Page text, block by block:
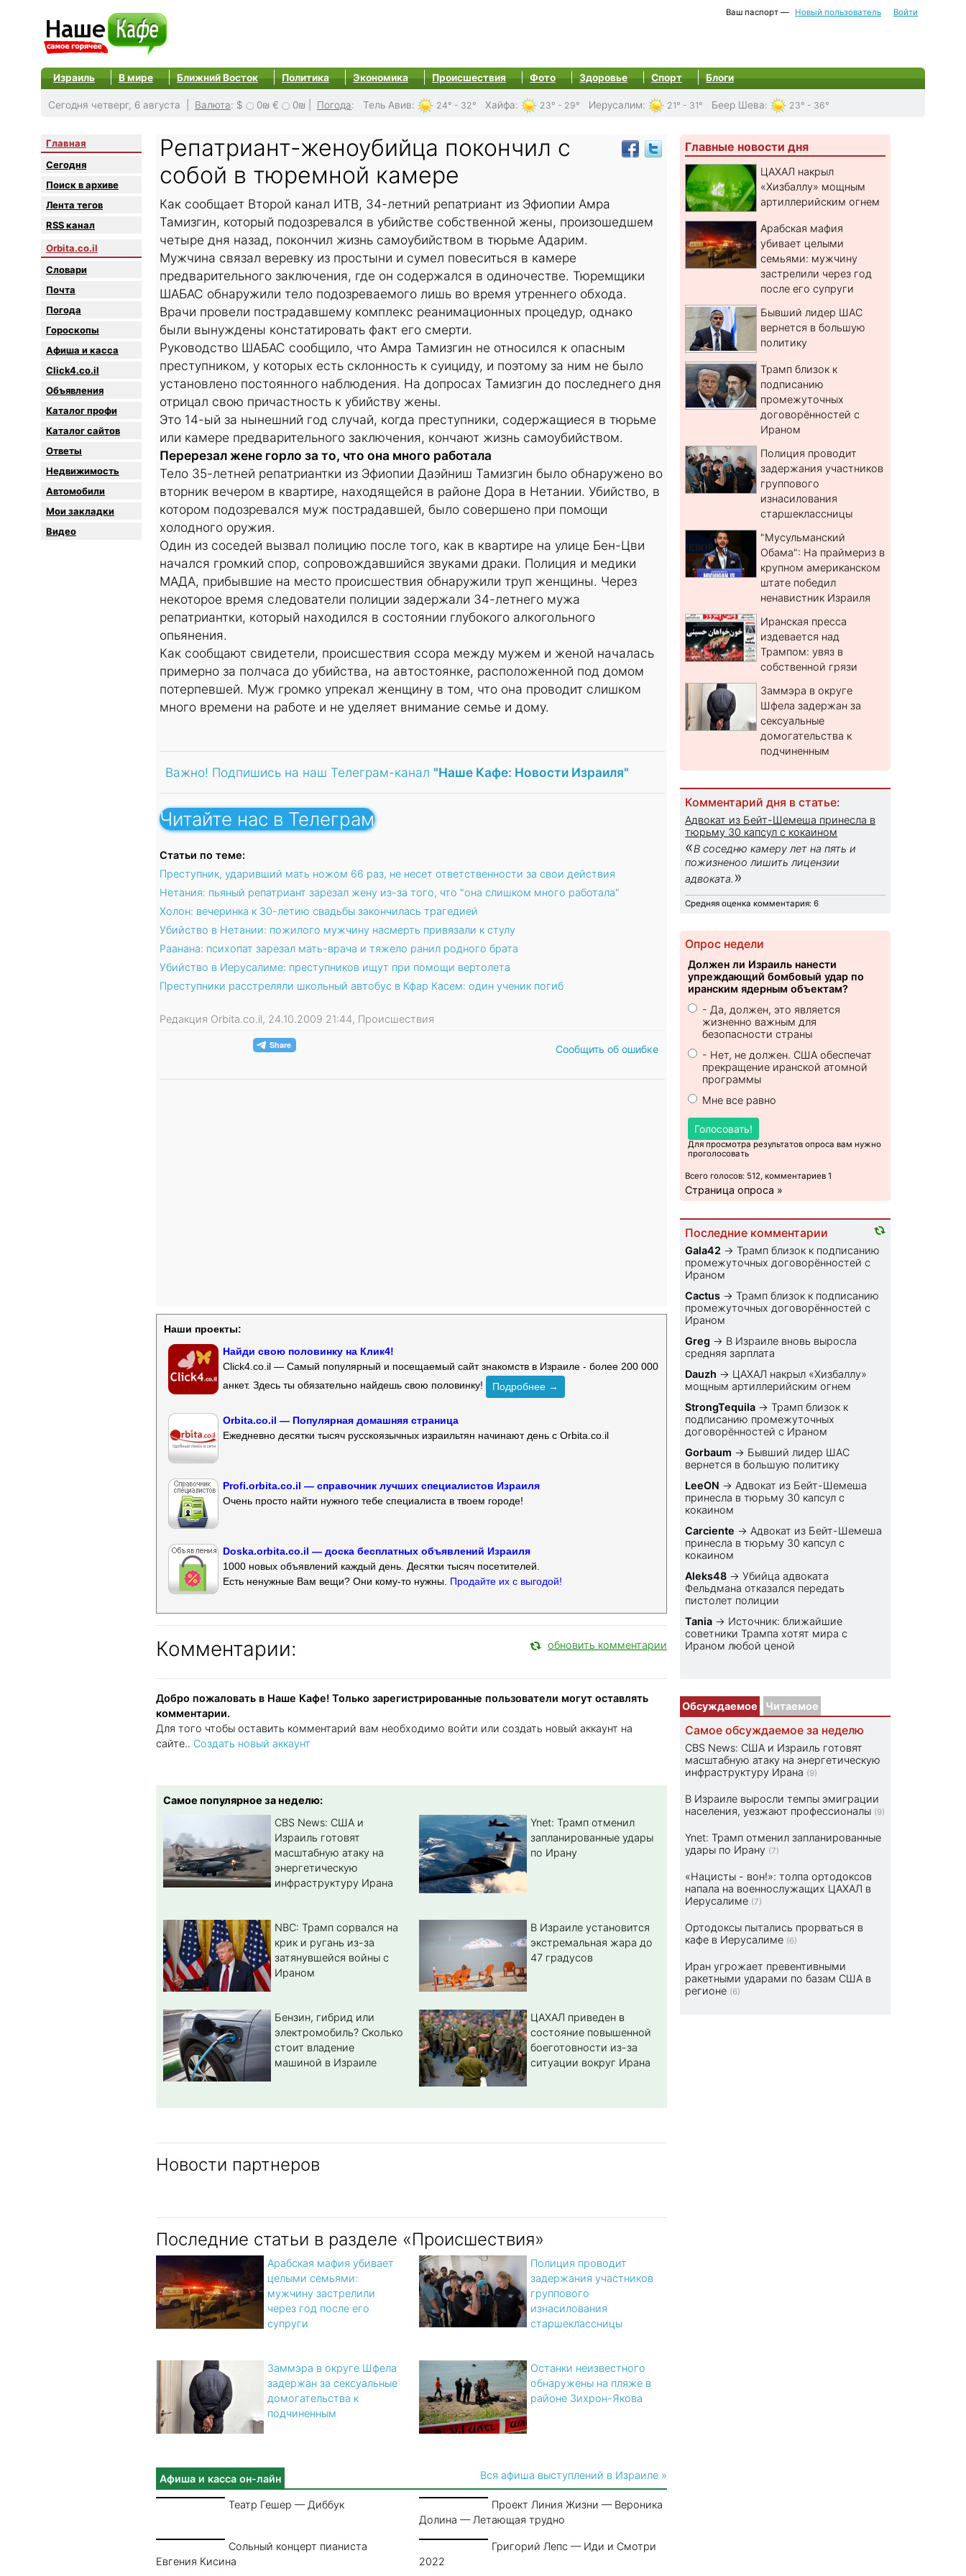
Ваш паспорт — Новый пользователь Войти
Израиль В мире Ближний Восток Политика Экономика Происшествия Фото Здоровье Спорт Блоги
Сегодня четверг, 6 августа | Валюта: $ 0₪ € 0₪ Погода: Тель Авив: 24° - 32° Хайфа: 23° - 29° Иерусалим: 21° - 31° Беер Шева: 23° - 36°
Главная
Сегодня
Поиск в архиве
Лента тегов
RSS канал
Orbita.co.il
Словари
Почта
Погода
Гороскопы
Афиша и касса
Click4.co.il
Объявления
Каталог профи
Каталог сайтов
Oтветы
Недвижимость
Автомобили
Мои закладки
Видео
Репатриант-женоубийца покончил с
собой в тюремной камере
Как сообщает Второй канал ИТВ, 34-летний репатриант из Эфиопии Амра
Тамизгин, который подозревался в убийстве собственной жены, произошедшем
четыре дня назад, покончил жизнь самоубийством в тюрьме Адарим.
Мужчина связал веревку из простыни и сумел повеситься в камере
предварительного заключения, где он содержался в одиночестве. Тюремщики
ШАБАС обнаружили тело подозреваемого лишь во время утреннего обхода.
Врачи провели пострадавшему комплекс реанимационных процедур, однако
были вынуждены констатировать факт его смерти.
Руководство ШАБАС сообщило, что Амра Тамизгин не относился к опасным
преступником, у которых есть склонность к суициду, и поэтому за ним не было
установлено постоянного наблюдения. На допросах Тамизгин до последнего дня
отрицал свою причастность к убийству жены.
Это 14-ый за нынешний год случай, когда преступники, содержащиеся в тюрьме
или камере предварительного заключения, кончают жизнь самоубийством.
Перерезал жене горло за то, что она много работала
Тело 35-летней репатриантки из Эфиопии Даэйниш Тамизгин было обнаружено во
вторник вечером в квартире, находящейся в районе Дора в Нетании. Убийство, в
котором подозревался муж пострадавшей, было совершено при помощи
холодного оружия.
Один из соседей вызвал полицию после того, как в квартире на улице Бен-Цви
начался громкий спор, сопровождавшийся звуками драки. Полиция и медики
МАДА, прибывшие на место происшествия обнаружили труп женщины. Через
некоторое время следователи полиции задержали 34-летнего мужа
репатриантки, который находился в состоянии глубокого алкогольного
опьянения.
Как сообщают свидетели, происшествия ссора между мужем и женой началась
примерно за полчаса до убийства, на автостоянке, расположенной под домом
потерпевшей. Муж громко упрекал женщину в том, что она проводит слишком
много времени на работе и не уделяет внимание семье и дому.
Важно! Подпишись на наш Телеграм-канал "Наше Кафе: Новости Израиля"
Читайте нас в Телеграм
Статьи по теме:
Преступник, ударивший мать ножом 66 раз, не несет ответственности за свои действия
Нетания: пьяный репатриант зарезал жену из-за того, что "она слишком много работала"
Холон: вечеринка к 30-летию свадьбы закончилась трагедией
Убийство в Нетании: пожилого мужчину насмерть привязали к стулу
Раанана: психопат зарезал мать-врача и тяжело ранил родного брата
Убийство в Иерусалиме: преступников ищут при помощи вертолета
Преступники расстреляли школьный автобус в Кфар Касем: один ученик погиб
Редакция Orbita.co.il, 24.10.2009 21:44, Происшествия
Сообщить об ошибке
Наши проекты:
Найди свою половинку на Клик4!
Click4.co.il — Самый популярный и посещаемый сайт знакомств в Израиле - более 200 000
анкет. Здесь ты обязательно найдешь свою половинку!
Подробнее →
Orbita.co.il — Популярная домашняя страница
Ежедневно десятки тысяч русскоязычных израильтян начинают день с Orbita.co.il
Profi.orbita.co.il — справочник лучших специалистов Израиля
Очень просто найти нужного тебе специалиста в твоем городе!
Doska.orbita.co.il — доска бесплатных объявлений Израиля
1000 новых объявлений каждый день. Десятки тысяч посетителей.
Есть ненужные Вам вещи? Они кому-то нужны. Продайте их с выгодой!
Комментарии: обновить комментарии
Добро пожаловать в Наше Кафе! Только зарегистрированные пользователи могут оставлять
комментарии.
Для того чтобы оставить комментарий вам необходимо войти или создать новый аккаунт на
сайте.. Создать новый аккаунт
Самое популярное за неделю:
CBS News: США и
Израиль готовят
масштабную атаку на
энергетическую
инфраструктуру Ирана
Ynet: Трамп отменил
запланированные удары
по Ирану
NBC: Трамп сорвался на
крик и ругань из-за
затянувшейся войны с
Ираном
В Израиле установится
экстремальная жара до
47 градусов
Бензин, гибрид или
электромобиль? Cколько
стоит владение
машиной в Израиле
ЦАХАЛ приведен в
состояние повышенной
боеготовности из-за
ситуации вокруг Ирана
Новости партнеров
Последние статьи в разделе «Происшествия»
Арабская мафия убивает
целыми семьями:
мужчину застрелили
через год после его
супруги
Полиция проводит
задержания участников
группового
изнасилования
старшеклассницы
Заммэра в округе Шфела
задержан за сексуальные
домогательства к
подчиненным
Останки неизвестного
обнаружены на пляже в
районе Зихрон-Якова
Афиша и касса он-лайн Вся афиша выступлений в Израиле »
Театр Гешер — Диббук
Проект Линия Жизни — Вероника
Долина — Летающая трудно
Сольный концерт пианиста
Евгения Кисина
Григорий Лепс — Иди и Смотри
2022
Главные новости дня
ЦАХАЛ накрыл
«Хизбаллу» мощным
артиллерийским огнем
Арабская мафия
убивает целыми
семьями: мужчину
застрелили через год
после его супруги
Бывший лидер ШАС
вернется в большую
политику
Трамп близок к
подписанию
промежуточных
договорённостей с
Ираном
Полиция проводит
задержания участников
группового
изнасилования
старшеклассницы
"Мусульманский
Обама": На праймериз в
крупном американском
штате победил
ненавистник Израиля
Иранская пресса
издевается над
Трампом: увяз в
собственной грязи
Заммэра в округе
Шфела задержан за
сексуальные
домогательства к
подчиненным
Комментарий дня в статье:
Адвокат из Бейт-Шемеша принесла в
тюрьму 30 капсул с кокаином
«В соседню камеру лет на пять и
пожизненоо лишить лицензии
адвоката. »
Средняя оценка комментария: 6
Опрос недели
Должен ли Израиль нанести
упреждающий бомбовый удар по
иранским ядерным объектам?
- Да, должен, это является
жизненно важным для
безопасности страны
- Нет, не должен. США обеспечат
прекращение иранской атомной
программы
Мне все равно
Голосовать!
Для просмотра результатов опроса вам нужно
проголосовать
Всего голосов: 512, комментариев 1
Страница опроса »
Последние комментарии
Gala42 →Трамп близок к подписанию
промежуточных договорённостей с
Ираном
Cactus →Трамп близок к подписанию
промежуточных договорённостей с
Ираном
Greg → В Израиле вновь выросла
средняя зарплата
Dauzh → ЦАХАЛ накрыл «Хизбаллу»
мощным артиллерийским огнем
StrongTequila →Трамп близок к
подписанию промежуточных
договорённостей с Ираном
Gorbaum → Бывший лидер ШАС
вернется в большую политику
LeeON → Адвокат из Бейт-Шемеша
принесла в тюрьму 30 капсул с
кокаином
Carciente → Адвокат из Бейт-Шемеша
принесла в тюрьму 30 капсул с
кокаином
Aleks48 →Убийца адвоката
Фельдмана отказался передать
пистолет полиции
Tania → Источник: ближайшие
советники Трампа хотят мира с
Ираном любой ценой
Обсуждаемое Читаемое
Самое обсуждаемое за неделю
CBS News: США и Израиль готовят
масштабную атаку на энергетическую
инфраструктуру Ирана (9)
В Израиле выросли темпы эмиграции
населения, уезжают профессионалы (9)
Ynet: Трамп отменил запланированные
удары по Ирану (7)
«Нацисты - вон!»: толпа ортодоксов
напала на военнослужащих ЦАХАЛ в
Иерусалиме (7)
Ортодоксы пытались прорваться в
кафе в Иерусалиме (6)
Иран угрожает превентивными
ракетными ударами по базам США в
регионе (6)